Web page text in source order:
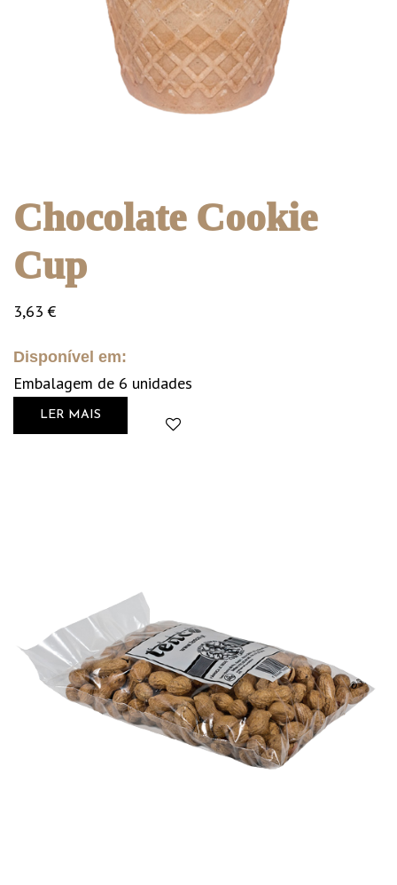
Chocolate Cookie
Cup
3,63€
Disponível em:
Embalagem de 6 unidades
LER MAIS